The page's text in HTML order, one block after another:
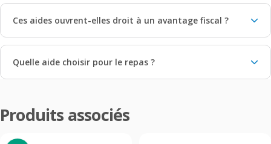
Ces aides ouvrent-elles droit à un avantage fiscal ?
Quelle aide choisir pour le repas ?
Produits associés